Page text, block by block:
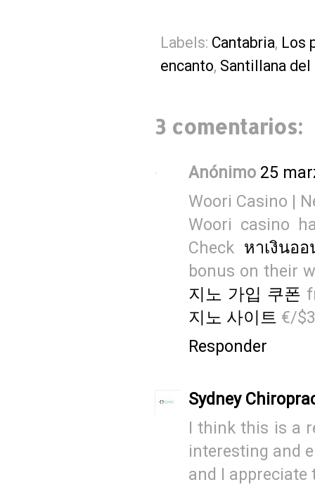
Labels: Cantabria, Los
encanto, Santillana del
3 comentarios:
Anónimo 25
Woori Casino |
Woori casino
Check หาเงินอ
bonus on their
지노 가입 쿠폰
지노 사이트 €/
Responder
Sydney
I think this is a
interesting and
and I